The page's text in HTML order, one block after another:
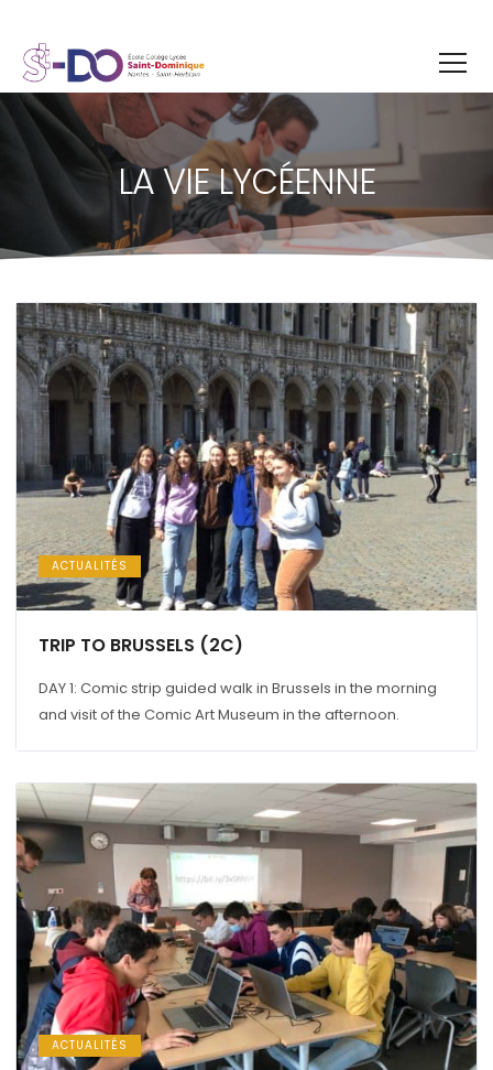
LA VIE LYCÉENNE
ACTUALITÉS
TRIP TO BRUSSELS (2C)
DAY 1: Comic strip guided walk in Brussels in the morning
and visit of the Comic Art Museum in the afternoon.
ACTUALITÉS